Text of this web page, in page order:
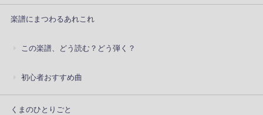
楽譜にまつわるあれこれ
この楽譜、どう読む？どう弾く？
初心者おすすめ曲
くまのひとりごと